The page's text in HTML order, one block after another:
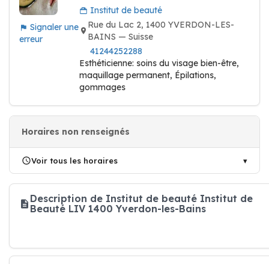
Signaler une
erreur
Institut de beauté
Rue du Lac 2, 1400 YVERDON-LES-
BAINS — Suisse
41244252288
Esthéticienne: soins du visage bien-être,
maquillage permanent, Épilations,
gommages
Horaires non renseignés
Voir tous les horaires
Description de Institut de beauté Institut de
Beauté LIV 1400 Yverdon-les-Bains